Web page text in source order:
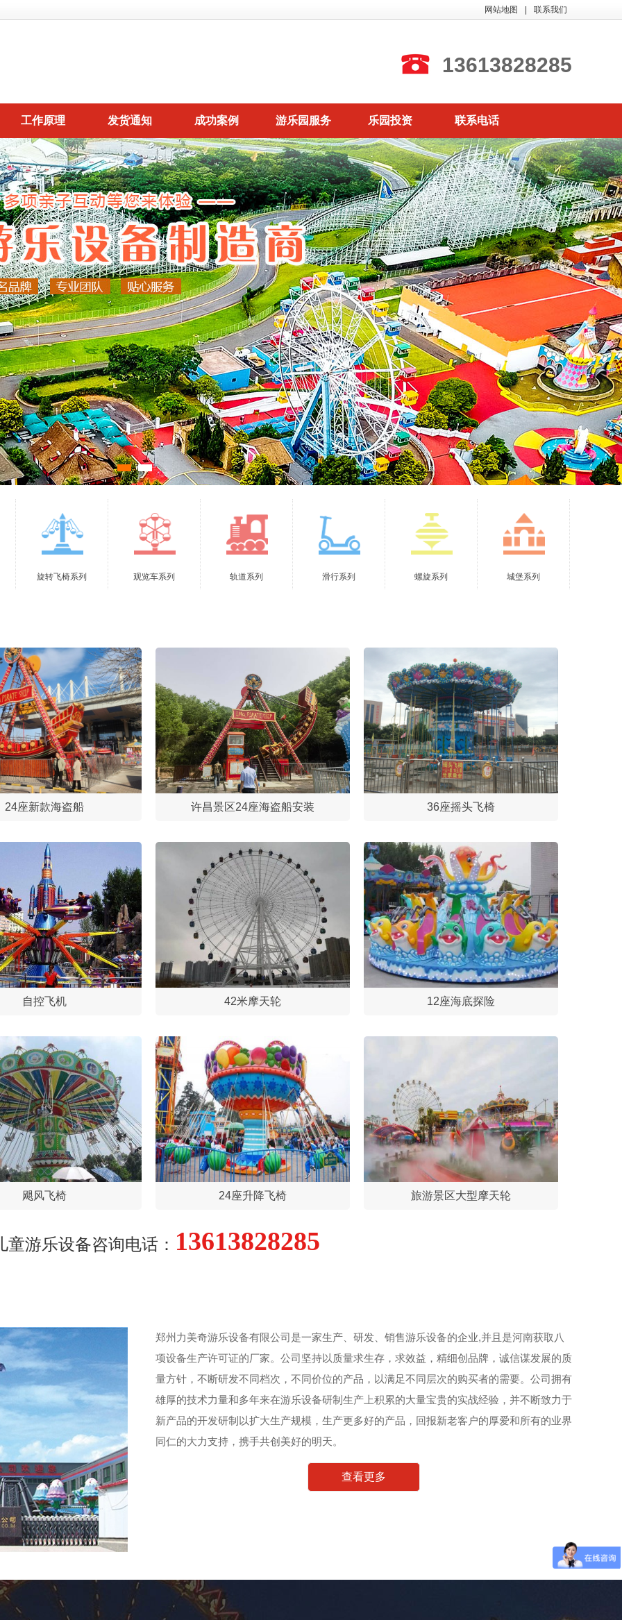
网站地图 联系我们
13613828285
工作原理 发货通知 成功案例 游乐园服务 乐园投资 联系电话
旋转飞椅系列 观览车系列 轨道系列 滑行系列 螺旋系列 城堡系列
24座新款海盗船 许昌景区24座海盗船安装 36座摇头飞椅
自控飞机 42米摩天轮 12座海底探险
飓风飞椅 24座升降飞椅 旅游景区大型摩天轮
童游乐设备咨询电话： 13613828285
郑州力美奇游乐设备有限公司是一家生产、研发、销售游乐设备的企业,并且是河南获取八
项设备生产许可证的厂家。公司坚持以质量求生存，求效益，精细创品牌，诚信谋发展的质
量方针，不断研发不同档次，不同价位的产品，以满足不同层次的购买者的需要。公司拥有
雄厚的技术力量和多年来在游乐设备研制生产上积累的大量宝贵的实战经验，并不断致力于
新产品的开发研制以扩大生产规模，生产更多好的产品，回报新老客户的厚爱和所有的业界
同仁的大力支持，携手共创美好的明天。
查看更多